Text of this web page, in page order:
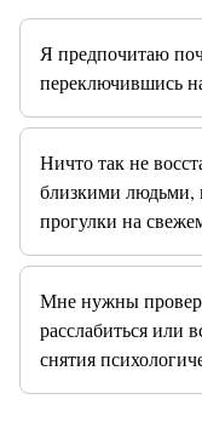
Я предпочитаю
переключившись
Ничто так не
близкими людьми,
прогулки на
Мне нужны
расслабиться или
снятия